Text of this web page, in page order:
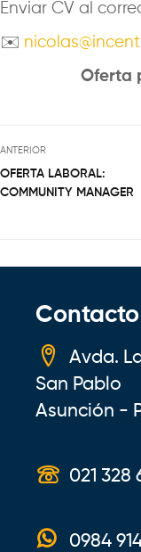
Enviar CV al
✉️
Oferta
ANTERIOR
OFERTA LABORAL:
COMMUNITY MANAGER
Contacto
Avda.
San Pablo
Asunción -
021 328
0984